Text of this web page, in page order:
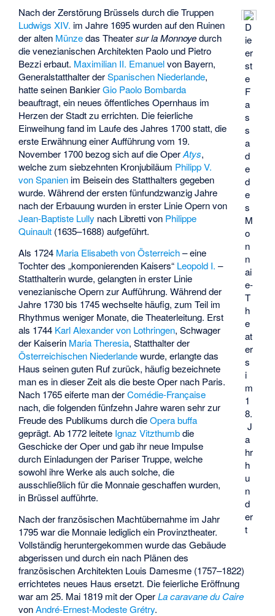
D
ie
er
st
e
F
a
s
s
a
d
e
d
e
s
M
o
n
n
ai
e-
T
h
e
at
er
s
i
m
1
8.
J
a
hr
h
u
n
d
er
t
Nach der Zerstörung Brüssels durch die Truppen
Ludwigs XIV. im Jahre 1695 wurden auf den Ruinen
der alten Münzedas Theatersur la Monnoyedurch
die venezianischen Architekten Paolo und Pietro
Bezzierbaut. Maximilian II. Emanuelvon Bayern,
Generalstatthalter derSpanischen Niederlande,
hatte seinen BankierGio Paolo Bombarda
beauftragt, ein neues öffentliches Opernhaus im
Herzen der Stadt zu errichten. Die feierliche
Einweihung fand im Laufe des Jahres 1700 statt, die
erste Erwähnung einer Aufführung vom 19.
November 1700 bezog sich auf die OperAtys,
welche zum siebzehnten Kronjubiläum Philipp V.
von Spanien im Beisein des Statthalters gegeben
wurde. Während der ersten fünfundzwanzig Jahre
nach der Erbauung wurden in erster Linie Opern von
Jean-Baptiste Lully nach Libretti von Philippe
Quinault (1635–1688) aufgeführt.
Als 1724 Maria Elisabeth von Österreich– eine
Tochter des „komponierenden Kaisers“ Leopold I. –
Statthalterin wurde, gelangten in erster Linie
venezianische Opern zur Aufführung. Während der
Jahre 1730 bis 1745 wechselte häufig, zum Teil im
Rhythmus weniger Monate, die Theaterleitung. Erst
als 1744 Karl Alexander von Lothringen, Schwager
der Kaiserin Maria Theresia, Statthalter der
Österreichischen Niederlandewurde, erlangte das
Haus seinen guten Ruf zurück, häufig bezeichnete
man es in dieser Zeit als die beste Oper nach Paris.
Nach 1765 eiferte man derComédie-Française
nach, die folgenden fünfzehn Jahre waren sehr zur
Freude des Publikums durch dieOpera buffa
geprägt. Ab 1772 leitete Ignaz Vitzthumbdie
Geschicke der Oper und gab ihr neue Impulse
durch Einladungen der Pariser Truppe, welche
sowohl ihre Werke als auch solche, die
ausschließlich für die Monnaie geschaffen wurden,
in Brüssel aufführte.
Nach der französischen Machtübernahme im Jahr
1795 war die Monnaie lediglich ein Provinztheater.
Vollständig heruntergekommen wurde das Gebäude
abgerissen und durch ein nach Plänen des
französischen Architekten Louis Damesme (1757–1822)
errichtetes neues Haus ersetzt. Die feierliche Eröffnung
war am 25. Mai 1819 mit der OperLa caravane du Caire
vonAndré-Ernest-Modeste Grétry.